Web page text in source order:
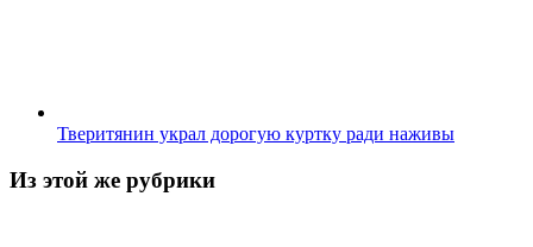
Тверитянин украл дорогую куртку ради наживы
Из этой же рубрики